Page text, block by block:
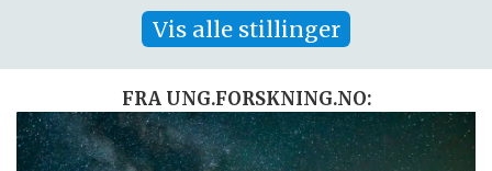
Vis alle stillinger
FRA UNG.FORSKNING.NO: